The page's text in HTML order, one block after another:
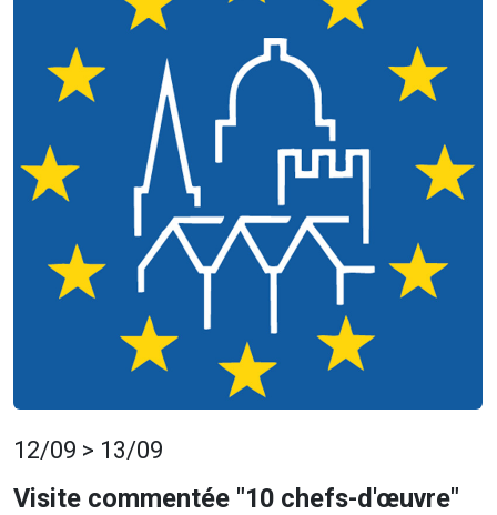
12/09 > 13/09
Visite commentée "10 chefs-d'œuvre"